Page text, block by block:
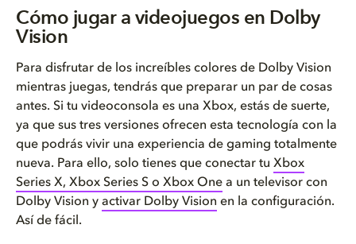
Cómo jugar a videojuegos en Dolby
Vision
Para disfrutar de los increíbles colores de Dolby Vision
mientras juegas, tendrás que preparar un par de cosas
antes. Si tu videoconsola es una Xbox, estás de suerte,
ya que sus tres versiones ofrecen esta tecnología con la
que podrás vivir una experiencia de gaming totalmente
nueva. Para ello, solo tienes que conectar tu Xbox
Series X, Xbox Series S o Xbox One a un televisor con
Dolby Vision y activar Dolby Vision en la configuración.
Así de fácil.